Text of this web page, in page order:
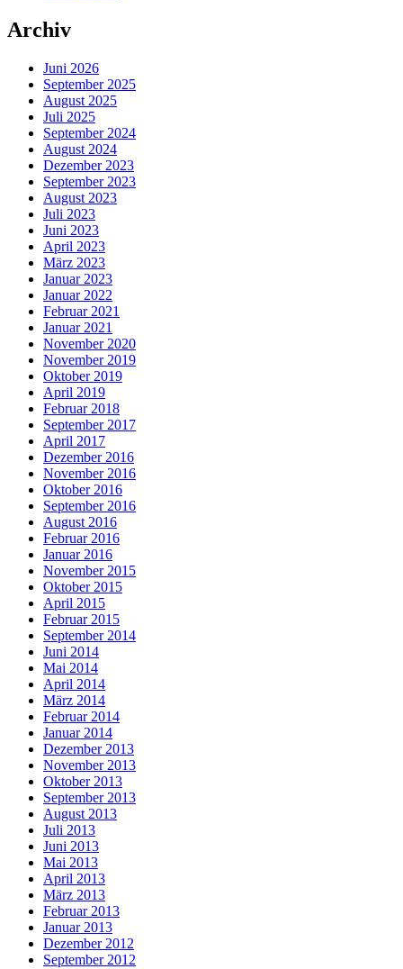
Archiv
Juni 2026
September 2025
August 2025
Juli 2025
September 2024
August 2024
Dezember 2023
September 2023
August 2023
Juli 2023
Juni 2023
April 2023
März 2023
Januar 2023
Januar 2022
Februar 2021
Januar 2021
November 2020
November 2019
Oktober 2019
April 2019
Februar 2018
September 2017
April 2017
Dezember 2016
November 2016
Oktober 2016
September 2016
August 2016
Februar 2016
Januar 2016
November 2015
Oktober 2015
April 2015
Februar 2015
September 2014
Juni 2014
Mai 2014
April 2014
März 2014
Februar 2014
Januar 2014
Dezember 2013
November 2013
Oktober 2013
September 2013
August 2013
Juli 2013
Juni 2013
Mai 2013
April 2013
März 2013
Februar 2013
Januar 2013
Dezember 2012
September 2012